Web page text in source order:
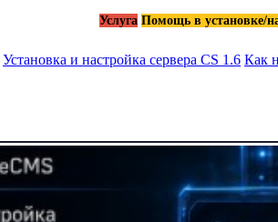
Услуга Помощь в установке/
Установка и настройка сервера CS 1.6 Как